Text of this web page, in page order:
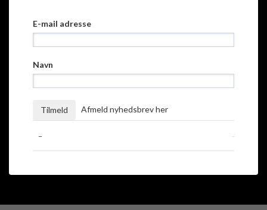
E-mail adresse
Navn
Afmeld nyhedsbrev her